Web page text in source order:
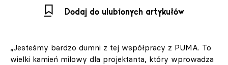
Dodaj do ulubionych artykułów
„Jesteśmy bardzo dumni z tej współpracy z PUMA. To
wielki kamień milowy dla projektanta, który wprowadza